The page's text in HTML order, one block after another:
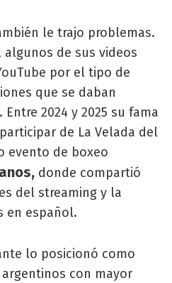
le trajo problemas.
algunos de sus videos
por el tipo de
que se daban
2024 y 2025 su fama
de La Velada del
evento de boxeo
donde compartió
del streaming y la
en español.
lo posicionó como
con mayor